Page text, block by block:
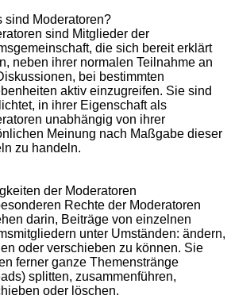
sind Moderatoren?
sind Mitglieder der
die sich bereit erklärt
neben ihrer normalen Teilnahme an
bei bestimmten
aktiv einzugreifen. Sie sind
in ihrer Eigenschaft als
unabhängig von ihrer
Meinung nach Maßgabe dieser
zu handeln.
der Moderatoren
Rechte der Moderatoren
darin, Beiträge von einzelnen
unter Umständen: ändern,
oder verschieben zu können. Sie
ferner ganze Themenstränge
splitten, zusammenführen,
oder löschen.